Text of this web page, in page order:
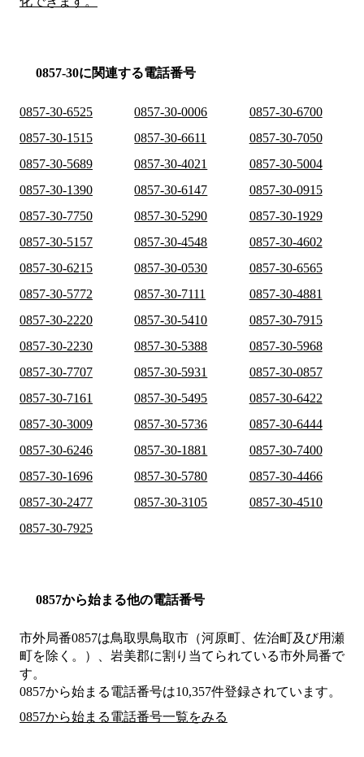
0857-30に関連する電話番号
0857-30-6525 0857-30-0006
0857-30-6700
0857-30-1515
0857-30-6611
0857-30-7050
0857-30-5689
0857-30-4021
0857-30-5004
0857-30-1390
0857-30-6147
0857-30-0915
0857-30-7750
0857-30-5290
0857-30-1929
0857-30-5157
0857-30-4548
0857-30-4602
0857-30-6215
0857-30-0530
0857-30-6565
0857-30-5772
0857-30-7111
0857-30-4881
0857-30-2220
0857-30-5410
0857-30-7915
0857-30-2230
0857-30-5388
0857-30-5968
0857-30-7707
0857-30-5931
0857-30-0857
0857-30-7161
0857-30-5495
0857-30-6422
0857-30-3009
0857-30-5736
0857-30-6444
0857-30-6246
0857-30-1881
0857-30-7400
0857-30-1696
0857-30-5780
0857-30-4466
0857-30-2477
0857-30-3105
0857-30-4510
0857-30-7925
0857から始まる他の電話番号
市外局番0857は鳥取県鳥取市（河原町、佐治町及び用瀬
町を除く。）、岩美郡に割り当てられている市外局番で
す。
0857から始まる電話番号は10,357件登録されています。
0857から始まる電話番号一覧をみる